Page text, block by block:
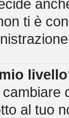
ti è
al tuo